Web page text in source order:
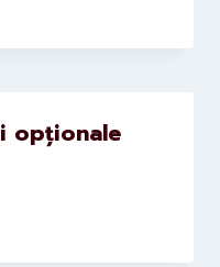
opționale